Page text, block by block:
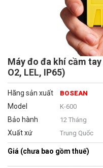
Máy đo đa khí cầm tay
O2, LEL, IP65)
Hãng sản xuất BOSEAN
Model K-600
Bảo hành 12 Tháng
Xuất xứ Trung Quốc
Giá (chưa bao gồm thuế)